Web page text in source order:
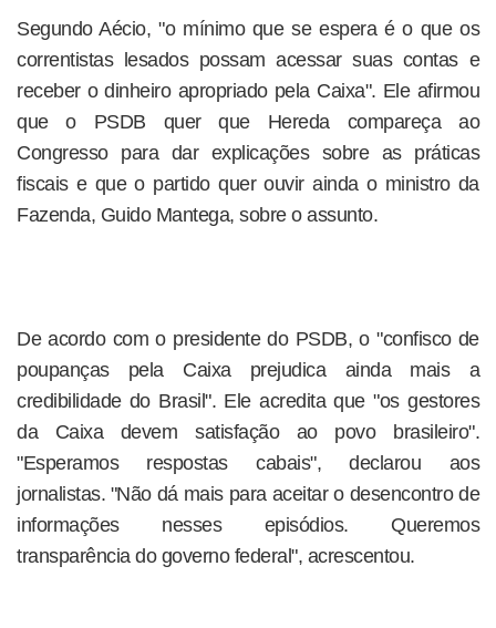
Segundo Aécio, "o mínimo que se espera é o que os
correntistas lesados possam acessar suas contas e
receber o dinheiro apropriado pela Caixa". Ele afirmou
que o PSDB quer que Hereda compareça ao
Congresso para dar explicações sobre as práticas
fiscais e que o partido quer ouvir ainda o ministro da
Fazenda, Guido Mantega, sobre o assunto.
De acordo com o presidente do PSDB, o "confisco de
poupanças pela Caixa prejudica ainda mais a
credibilidade do Brasil". Ele acredita que "os gestores
da Caixa devem satisfação ao povo brasileiro".
"Esperamos respostas cabais", declarou aos
jornalistas. "Não dá mais para aceitar o desencontro de
informações nesses episódios. Queremos
transparência do governo federal", acrescentou.